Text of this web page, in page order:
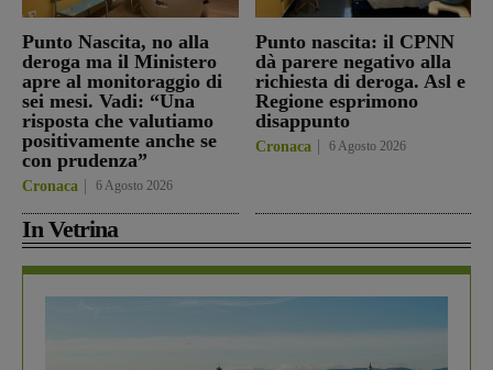
Punto Nascita, no alla
deroga ma il Ministero
apre al monitoraggio di
sei mesi. Vadi: “Una
risposta che valutiamo
positivamente anche se
con prudenza”
Cronaca 6 Agosto 2026
Punto nascita: il CPNN
dà parere negativo alla
richiesta di deroga. Asl e
Regione esprimono
disappunto
Cronaca 6 Agosto 2026
In Vetrina